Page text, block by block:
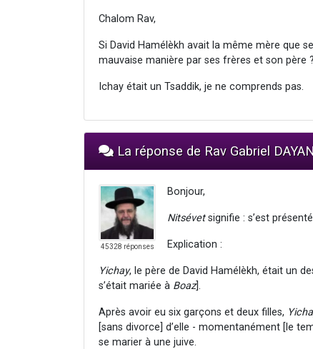
Chalom Rav,
Si David Hamélèkh avait la même mère que
mauvaise manière par ses frères et son père ?
Ichay était un Tsaddik, je ne comprends pas.
La réponse de Rav Gabriel
45328 réponses
Bonjour,
Nitsévetsignifie : s’est
Explication :
Yichay, le père de David Hamélèkh, était un
s’était mariée à Boaz].
Après avoir eu six garçons et deux filles,
[sans divorce] d’elle - momentanément [le
se marier à une juive.